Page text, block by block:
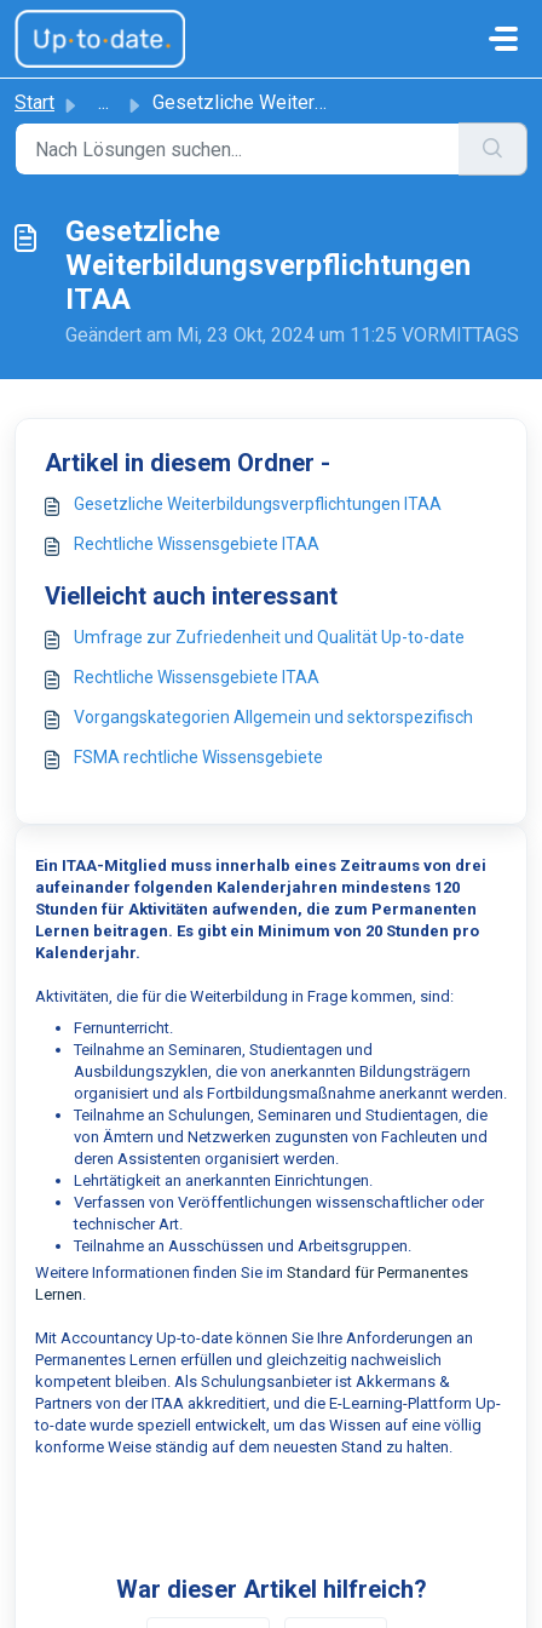
Zum hauptsächlichen Inhalt gehen
Start ... Gesetzliche Weiterbildungsverpflichtungen ITAA
Gesetzliche
Weiterbildungsverpflichtungen
ITAA
Geändert am Mi, 23 Okt, 2024 um 11:25 VORMITTAGS
Artikel in diesem Ordner -
Gesetzliche Weiterbildungsverpflichtungen ITAA
Rechtliche Wissensgebiete ITAA
Vielleicht auch interessant
Umfrage zur Zufriedenheit und Qualität Up-to-date
Rechtliche Wissensgebiete ITAA
Vorgangskategorien Allgemein und sektorspezifisch
FSMA rechtliche Wissensgebiete
Ein ITAA-Mitglied muss innerhalb eines Zeitraums von drei
aufeinander folgenden Kalenderjahren mindestens 120
Stunden für Aktivitäten aufwenden, die zum Permanenten
Lernen beitragen. Es gibt ein Minimum von 20 Stunden pro
Kalenderjahr.
Aktivitäten, die für die Weiterbildung in Frage kommen, sind:
Fernunterricht.
Teilnahme an Seminaren, Studientagen und
Ausbildungszyklen, die von anerkannten Bildungsträgern
organisiert und als Fortbildungsmaßnahme anerkannt werden.
Teilnahme an Schulungen, Seminaren und Studientagen, die
von Ämtern und Netzwerken zugunsten von Fachleuten und
deren Assistenten organisiert werden.
Lehrtätigkeit an anerkannten Einrichtungen.
Verfassen von Veröffentlichungen wissenschaftlicher oder
technischer Art.
Teilnahme an Ausschüssen und Arbeitsgruppen.
Weitere Informationen finden Sie im Standard für Permanentes
Lernen.
Mit Accountancy Up-to-date können Sie Ihre Anforderungen an
Permanentes Lernen erfüllen und gleichzeitig nachweislich
kompetent bleiben. Als Schulungsanbieter ist Akkermans &
Partners von der ITAA akkreditiert, und die E-Learning-Plattform Up-
to-date wurde speziell entwickelt, um das Wissen auf eine völlig
konforme Weise ständig auf dem neuesten Stand zu halten.
War dieser Artikel hilfreich?